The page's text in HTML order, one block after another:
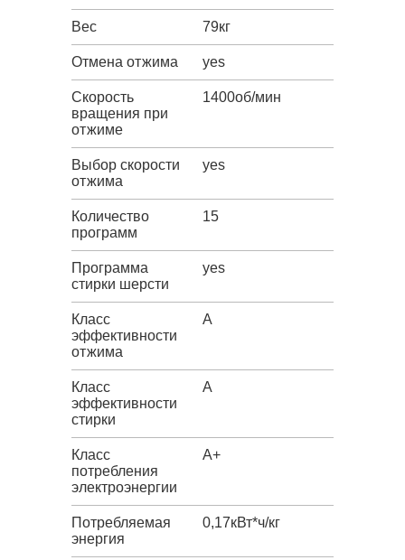
Вес 79кг
Отмена отжима yes
Скорость
вращения при
отжиме
1400об/мин
Выбор скорости
отжима
yes
Количество
программ
15
Программа
стирки шерсти
yes
Класс
эффективности
отжима
A
Класс
эффективности
стирки
A
Класс
потребления
электроэнергии
A+
Потребляемая
энергия
0,17кВт*ч/кг